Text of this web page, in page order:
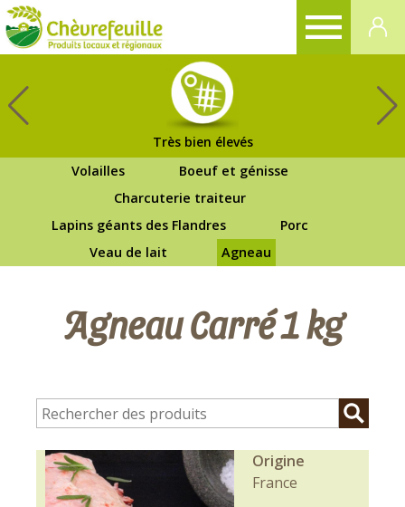
Très bien élevés
Volailles
Boeuf et génisse
Charcuterie traiteur
Lapins géants des Flandres
Porc
Veau de lait
Agneau
Agneau Carré 1 kg
Origine
France